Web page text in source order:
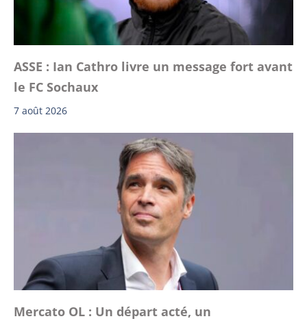
ASSE : Ian Cathro livre un message fort avant
le FC Sochaux
7 août 2026
Mercato OL : Un départ acté, un